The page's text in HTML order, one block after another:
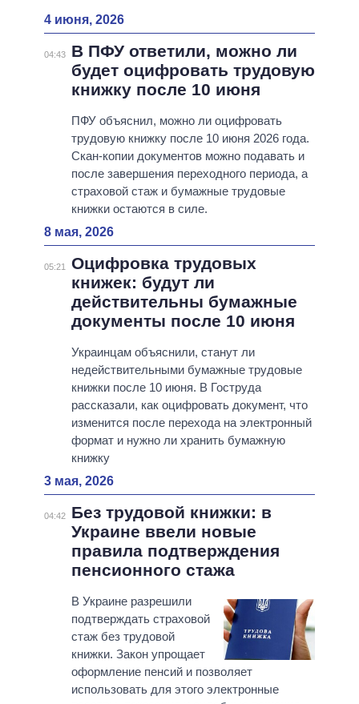
4 июня, 2026
04:43
В ПФУ ответили, можно ли
будет оцифровать трудовую
книжку после 10 июня
ПФУ объяснил, можно ли оцифровать
трудовую книжку после 10 июня 2026 года.
Скан-копии документов можно подавать и
после завершения переходного периода, а
страховой стаж и бумажные трудовые
книжки остаются в силе.
8 мая, 2026
05:21
Оцифровка трудовых
книжек: будут ли
действительны бумажные
документы после 10 июня
Украинцам объяснили, станут ли
недействительными бумажные трудовые
книжки после 10 июня. В Гоструда
рассказали, как оцифровать документ, что
изменится после перехода на электронный
формат и нужно ли хранить бумажную
книжку
3 мая, 2026
04:42
Без трудовой книжки: в
Украине ввели новые
правила подтверждения
пенсионного стажа
В Украине разрешили
подтверждать страховой
стаж без трудовой
книжки. Закон упрощает
оформление пенсий и позволяет
использовать для этого электронные